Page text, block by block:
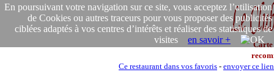
En poursuivant votre navigation sur ce site, vous acceptez l’utilisation
de Cookies ou autres traceurs pour vous proposer des publicités
ciblées adaptés à vos centres d’intérêts et réaliser des statistiques de
visites en savoir +
Carte
Ce restaurant dans vos favoris - envoyer ce